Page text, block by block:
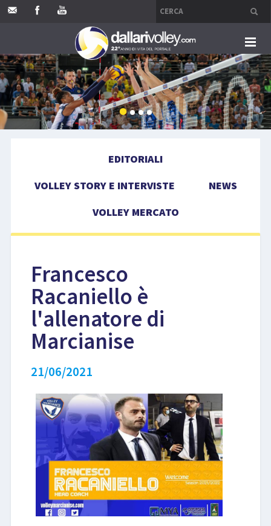
HOME
EDITORIALI
VOLLEY MERCATO
COMPETIZIONI
LIBRI
EDITORIALI
VOLLEY STORY E INTERVISTE
NEWS
VOLLEY MERCATO
Francesco
Racaniello è
l'allenatore di
Marcianise
21/06/2021